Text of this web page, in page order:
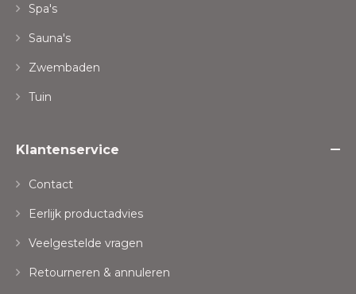
Spa's
Sauna's
Zwembaden
Tuin
Klantenservice
Contact
Eerlijk productadvies
Veelgestelde vragen
Retourneren & annuleren